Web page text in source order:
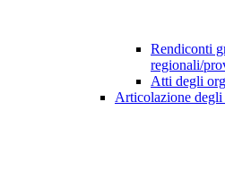
Rendiconti
regionali/
Atti degli
Articolazione